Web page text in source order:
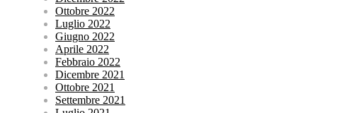
Ottobre 2022
Luglio 2022
Giugno 2022
Aprile 2022
Febbraio 2022
Dicembre 2021
Ottobre 2021
Settembre 2021